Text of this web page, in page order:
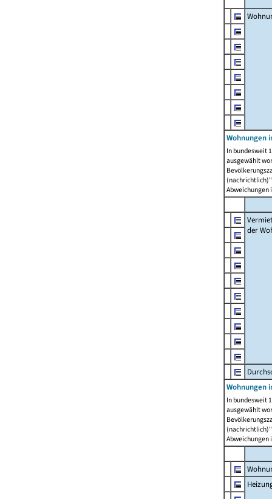
Wohnungen
In bundesweit
ausgewählt
Abweichungen
der
Wohnungen
In bundesweit
ausgewählt
Abweichungen